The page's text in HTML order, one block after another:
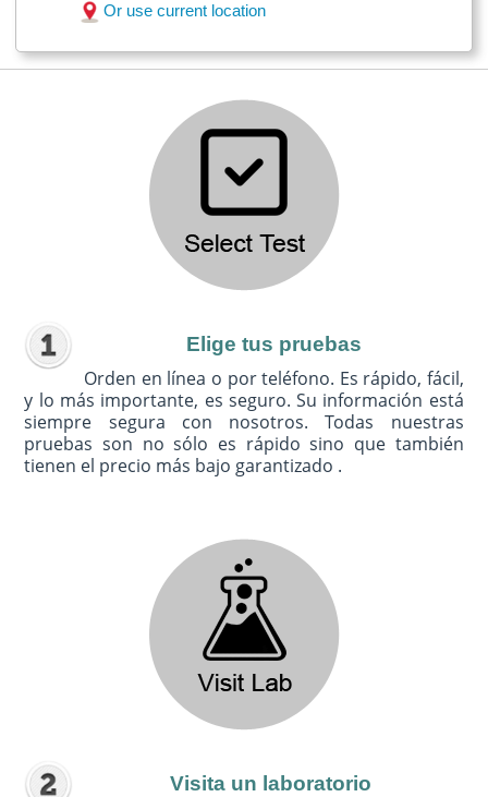
Or use current location
Elige tus pruebas
Orden en línea o por teléfono. Es rápido, fácil,
y lo más importante, es seguro. Su información está
siempre segura con nosotros. Todas nuestras
pruebas son no sólo es rápido sino que también
tienen el precio más bajo garantizado .
Visita un laboratorio